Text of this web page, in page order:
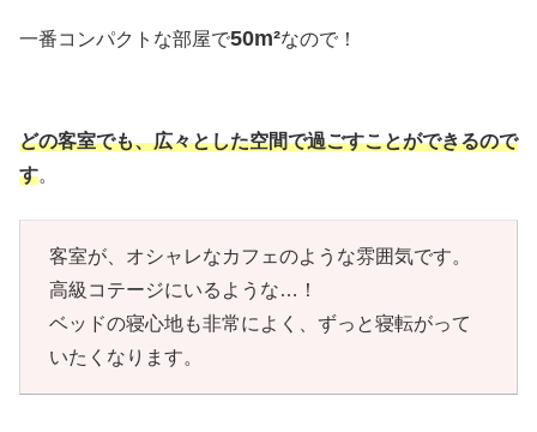
一番コンパクトな部屋で50m²なので！
どの客室でも、広々とした空間で過ごすことができるので
す。
客室が、オシャレなカフェのような雰囲気です。
高級コテージにいるような…！
ベッドの寝心地も非常によく、ずっと寝転がって
いたくなります。